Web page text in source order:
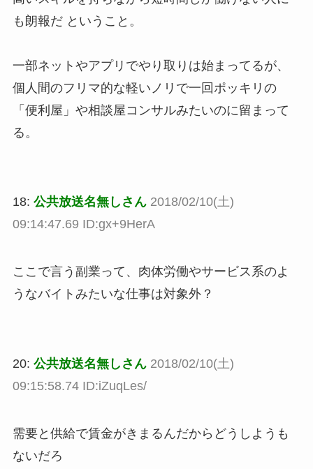
も朗報だ ということ。
一部ネットやアプリでやり取りは始まってるが、
個人間のフリマ的な軽いノリで一回ポッキリの
「便利屋」や相談屋コンサルみたいのに留まって
る。
18: 公共放送名無しさん 2018/02/10(土)
09:14:47.69 ID:gx+9HerA
ここで言う副業って、肉体労働やサービス系のよ
うなバイトみたいな仕事は対象外？
20: 公共放送名無しさん 2018/02/10(土)
09:15:58.74 ID:iZuqLes/
需要と供給で賃金がきまるんだからどうしようも
ないだろ